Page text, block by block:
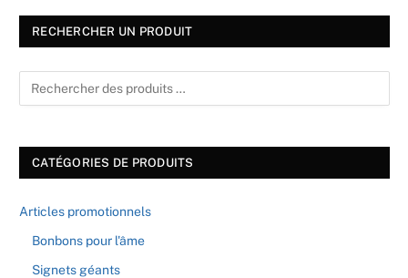
RECHERCHER UN PRODUIT
CATÉGORIES DE PRODUITS
Articles promotionnels
Bonbons pour l'âme
Signets géants